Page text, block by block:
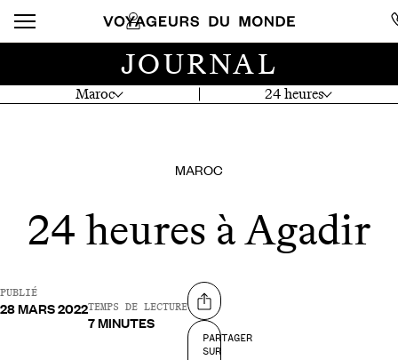
Maroc 24 heures
JOURNAL
MAROC
24 heures à Agadir
PUBLIÉ
28 MARS 2022TEMPS DE LECTURE
7 MINUTES
Partager sur
PARTAGER
SUR